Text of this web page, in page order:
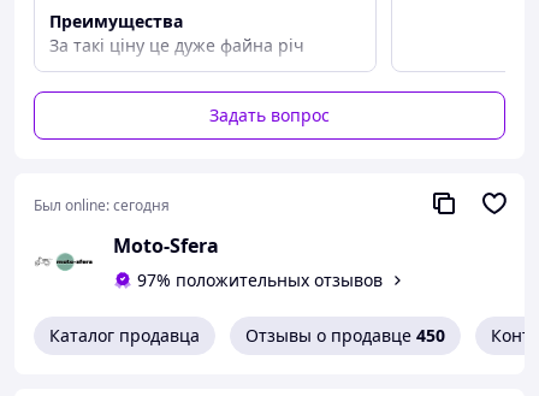
Преимущества
За такі ціну це дуже файна річ
Недостатки
щоб був більш закладений.
Задать вопрос
Был online:сегодня
Moto-Sfera
97% положительных отзывов
Каталог продавца Отзывы о продавце 450